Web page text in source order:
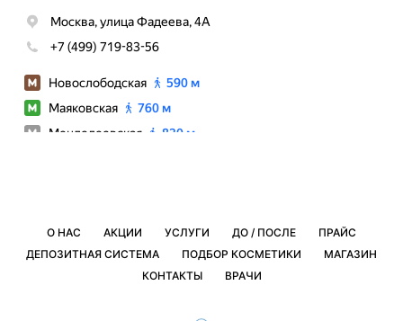
О НАС АКЦИИ УСЛУГИ ДО / ПОСЛЕ
ПРАЙС
ДЕПОЗИТНАЯ СИСТЕМА
ПОДБОР КОСМЕТИКИ
МАГАЗИН
КОНТАКТЫ
ВРАЧИ